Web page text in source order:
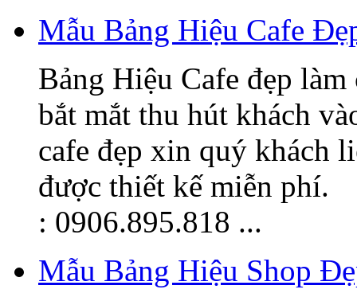
Mẫu Bảng Hiệu Cafe
Bảng Hiệu Cafe đẹp
bắt mắt thu hút khách
cafe đẹp xin quý khách
được thiết kế miễn
: 0906.895.818 ...
Mẫu Bảng Hiệu Shop